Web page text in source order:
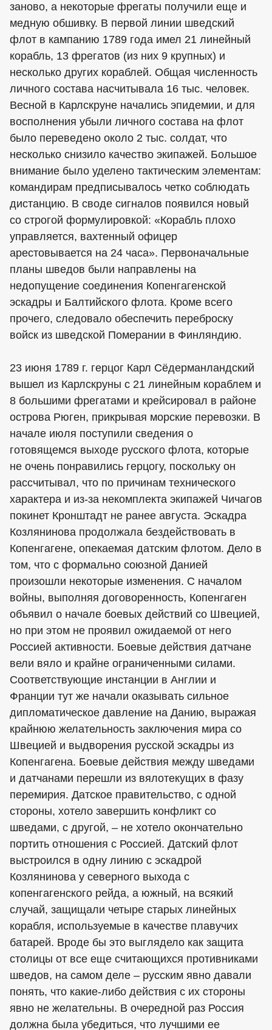
заново, а некоторые фрегаты получили еще и
медную обшивку. В первой линии шведский
флот в кампанию 1789 года имел 21 линейный
корабль, 13 фрегатов (из них 9 крупных) и
несколько других кораблей. Общая численность
личного состава насчитывала 16 тыс. человек.
Весной в Карлскруне начались эпидемии, и для
восполнения убыли личного состава на флот
было переведено около 2 тыс. солдат, что
несколько снизило качество экипажей. Большое
внимание было уделено тактическим элементам:
командирам предписывалось четко соблюдать
дистанцию. В своде сигналов появился новый
со строгой формулировкой: «Корабль плохо
управляется, вахтенный офицер
арестовывается на 24 часа». Первоначальные
планы шведов были направлены на
недопущение соединения Копенгагенской
эскадры и Балтийского флота. Кроме всего
прочего, следовало обеспечить переброску
войск из шведской Померании в Финляндию.
23 июня 1789 г. герцог Карл Сёдерманландский
вышел из Карлскруны с 21 линейным кораблем и
8 большими фрегатами и крейсировал в районе
острова Рюген, прикрывая морские перевозки. В
начале июля поступили сведения о
готовящемся выходе русского флота, которые
не очень понравились герцогу, поскольку он
рассчитывал, что по причинам технического
характера и из-за некомплекта экипажей Чичагов
покинет Кронштадт не ранее августа. Эскадра
Козлянинова продолжала бездействовать в
Копенгагене, опекаемая датским флотом. Дело в
том, что с формально союзной Данией
произошли некоторые изменения. С началом
войны, выполняя договоренность, Копенгаген
объявил о начале боевых действий со Швецией,
но при этом не проявил ожидаемой от него
Россией активности. Боевые действия датчане
вели вяло и крайне ограниченными силами.
Соответствующие инстанции в Англии и
Франции тут же начали оказывать сильное
дипломатическое давление на Данию, выражая
крайнюю желательность заключения мира со
Швецией и выдворения русской эскадры из
Копенгагена. Боевые действия между шведами
и датчанами перешли из вялотекущих в фазу
перемирия. Датское правительство, с одной
стороны, хотело завершить конфликт со
шведами, с другой, – не хотело окончательно
портить отношения с Россией. Датский флот
выстроился в одну линию с эскадрой
Козлянинова у северного выхода с
копенгагенского рейда, а южный, на всякий
случай, защищали четыре старых линейных
корабля, используемые в качестве плавучих
батарей. Вроде бы это выглядело как защита
столицы от все еще считающихся противниками
шведов, на самом деле – русским явно давали
понять, что какие-либо действия с их стороны
явно не желательны. В очередной раз Россия
должна была убедиться, что лучшими ее